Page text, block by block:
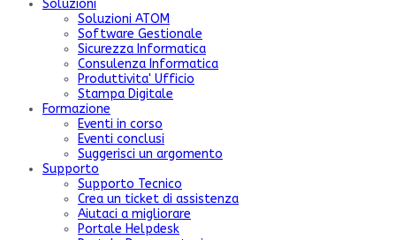
Soluzioni
Soluzioni ATOM
Software Gestionale
Sicurezza Informatica
Consulenza Informatica
Produttivita' Ufficio
Stampa Digitale
Formazione
Eventi in corso
Eventi conclusi
Suggerisci un argomento
Supporto
Supporto Tecnico
Crea un ticket di assistenza
Aiutaci a migliorare
Portale Helpdesk